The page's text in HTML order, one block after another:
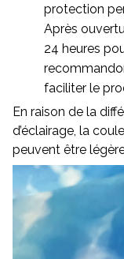
protection
Après
24 heures
faciliter le
En raison de la
d’éclairage, la
peuvent être